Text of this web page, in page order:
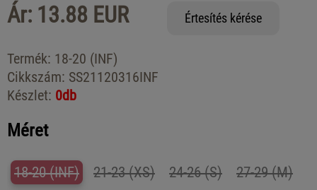
Ár: 13.88 EUR Értesítés kérése
Termék: 18-20 (INF)
Cikkszám: SS21120316INF
Készlet: 0db
Méret
18-20 (INF) 21-23 (XS) 24-26 (S)
27-29 (M)